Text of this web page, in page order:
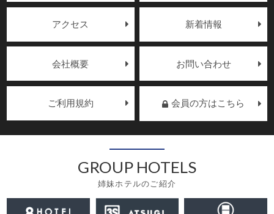
アクセス 新着情報
会社概要 お問い合わせ
ご利用規約 会員の方はこちら
GROUP HOTELS
姉妹ホテルのご紹介